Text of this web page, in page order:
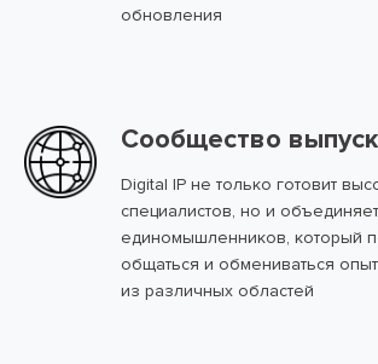
обновления
Сообщество
Digital IP не только готовит
специалистов, но и
единомышленников, который
общаться и обмениваться
из различных областей